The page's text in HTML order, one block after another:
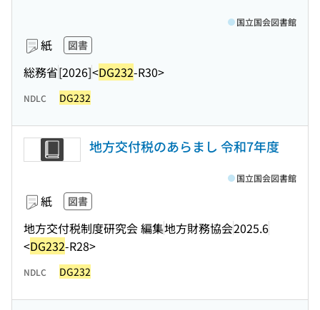
紙 図書
総務省[2026]<DG232-R30>
国立国会図書館
NDLC DG232
地方交付税のあらまし 令和7年度
紙 図書
地方交付税制度研究会 編集地方財務協会2025.6
<DG232-R28>
国立国会図書館
NDLC DG232